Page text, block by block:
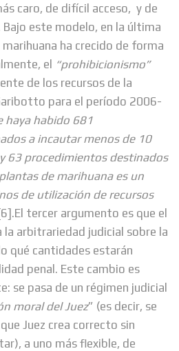
caro, de difícil acceso, y de
este modelo, en la última
ha crecido de forma
el “prohibicionismo”
de los recursos de la
para el período 2006-
haya habido 681
a incautar menos de 10
63 procedimientos destinados
de marihuana es un
de utilización de recursos
.El tercer argumento es que el
la arbitrariedad judicial sobre la
qué cantidades estarán
penal. Este cambio es
se pasa de un régimen judicial
moral del Juez” (es decir, se
Juez crea correcto sin
a uno más flexible, de